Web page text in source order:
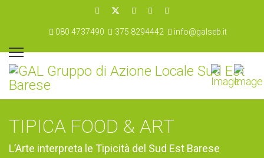
080 4737490 375 8294442 info@galseb.it
TIPICA FOOD & ART
L’Arte interpreta le Tipicità del Sud Est Barese